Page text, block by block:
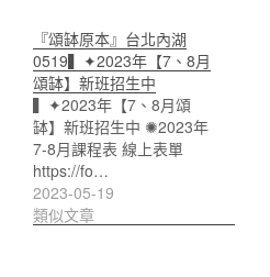
『頌缽原本』台北內湖
0519▍✦2023年【7、8月
頌缽】新班招生中
▍✦2023年【7、8月頌
缽】新班招生中 ✺2023年
7-8月課程表 線上表單
https://fo…
2023-05-19
類似文章